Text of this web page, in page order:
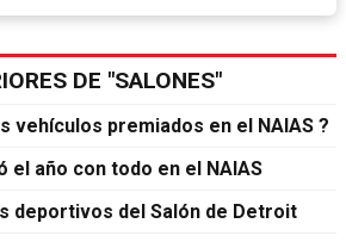
DE "SALONES"
vehículos premiados en el NAIAS ?
el año con todo en el NAIAS
deportivos del Salón de Detroit